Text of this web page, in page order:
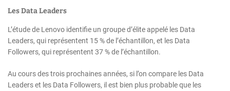
Les Data Leaders
L’étude de Lenovo identifie un groupe d’élite appelé les Data
Leaders, qui représentent 15 % de l’échantillon, et les Data
Followers, qui représentent 37 % de l’échantillon.
Au cours des trois prochaines années, si l’on compare les Data
Leaders et les Data Followers, il est bien plus probable que les